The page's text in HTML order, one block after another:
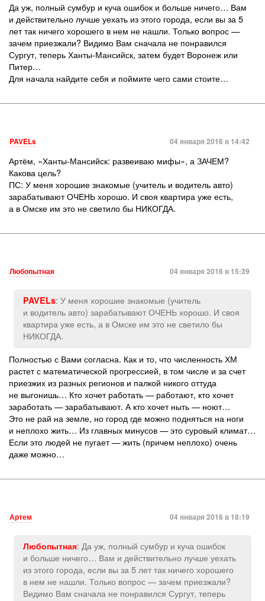
Да уж, полный сумбур и куча ошибок и больше ничего… Вам
и действительно лучше уехать из этого города, если вы за 5
лет так ничего хорошего в нем не нашли. Только вопрос —
зачем приезжали? Видимо Вам сначала не понравился
Сургут, теперь Ханты-Мансийск, затем будет Воронеж или
Питер…
Для начала найдите себя и поймите чего сами стоите…
PAVELs 04 января 2016 в 14:42
Артём, «Ханты-Мансийск: развеиваю мифы», а ЗАЧЕМ?
Какова цель?
ПС: У меня хорошие знакомые (учитель и водитель авто)
зарабатывают ОЧЕНЬ хорошо. И своя квартира уже есть,
а в Омске им это не светило бы НИКОГДА.
Любопытная 04 января 2016 в 15:39
PAVELs: У меня хорошие знакомые (учитель
и водитель авто) зарабатывают ОЧЕНЬ хорошо. И своя
квартира уже есть, а в Омске им это не светило бы
НИКОГДА.
Полностью с Вами согласна. Как и то, что численность ХМ
растет с математической прогрессией, в том числе и за счет
приезжих из разных регионов и палкой никого оттуда
не выгонишь… Кто хочет работать — работают, кто хочет
заработать — зарабатывают. А кто хочет ныть — ноют…
Это не рай на земле, но город где можно подняться на ноги
и неплохо жить… Из главных минусов — это суровый климат…
Если это людей не пугает — жить (причем неплохо) очень
даже можно…
Артем 04 января 2016 в 18:19
Любопытная: Да уж, полный сумбур и куча ошибок
и больше ничего… Вам и действительно лучше уехать
из этого города, если вы за 5 лет так ничего хорошего
в нем не нашли. Только вопрос — зачем приезжали?
Видимо Вам сначала не понравился Сургут, теперь